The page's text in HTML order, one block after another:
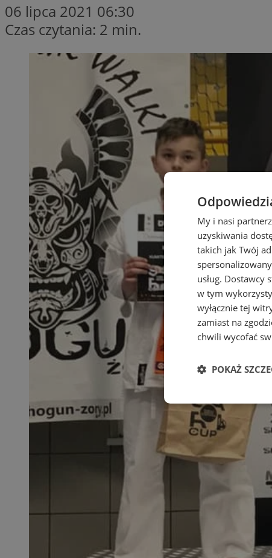
06 lipca 2021 06:30
Czas czytania: 2 min.
My i nasi
uzyskiwania
takich jak Twój
usług. Dostawcy
w tym
wyłącznie tej
zamiast na
chwili wycofać
POKAŻ
Niezbędne
Niezbędne pliki
zarządzanie
Nazwa